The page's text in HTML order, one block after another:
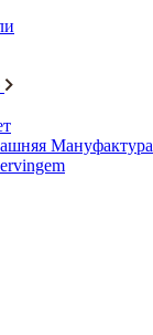
Мануфактура